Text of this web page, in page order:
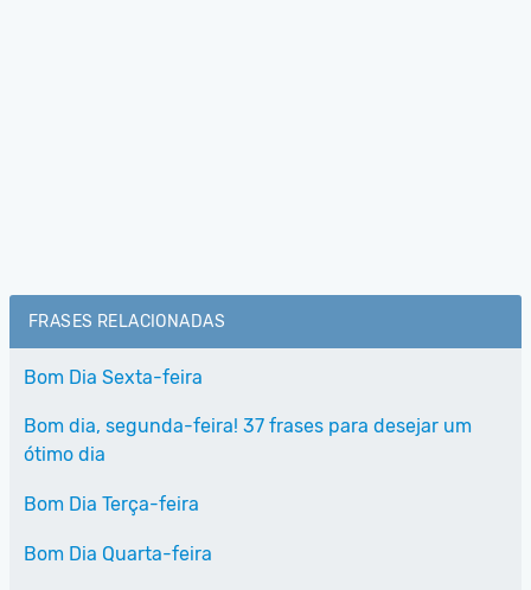
FRASES RELACIONADAS
Bom Dia Sexta-feira
Bom dia, segunda-feira! 37 frases para desejar um
ótimo dia
Bom Dia Terça-feira
Bom Dia Quarta-feira